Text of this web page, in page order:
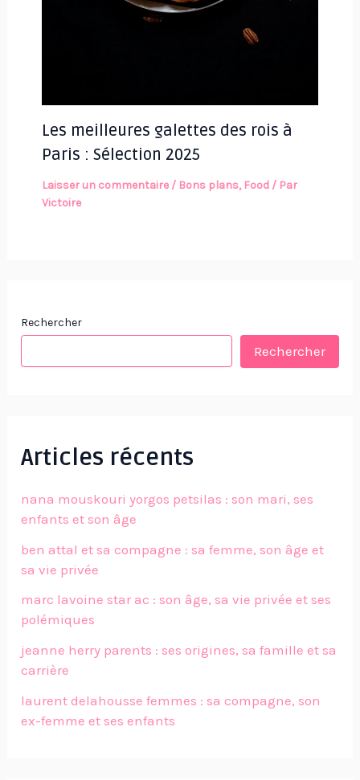
Les meilleures galettes des rois à
Paris : Sélection 2025
Laisser un commentaire / Bons plans, Food/ Par
Victoire
Rechercher
Rechercher
Articles récents
nana mouskouri yorgos petsilas : son mari, ses
enfants et son âge
ben attal et sa compagne : sa femme, son âge et
sa vie privée
marc lavoine star ac : son âge, sa vie privée et ses
polémiques
jeanne herry parents : ses origines, sa famille et sa
carrière
laurent delahousse femmes : sa compagne, son
ex-femme et ses enfants